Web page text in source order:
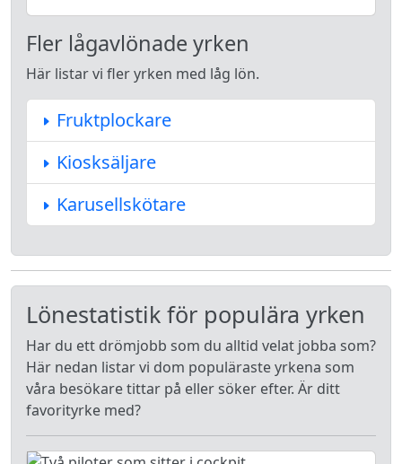
Fler lågavlönade yrken
Här listar vi fler yrken med låg lön.
Fruktplockare
Kiosksäljare
Karusellskötare
Lönestatistik för populära yrken
Har du ett drömjobb som du alltid velat jobba som?
Här nedan listar vi dom populäraste yrkena som
våra besökare tittar på eller söker efter. Är ditt
favorityrke med?